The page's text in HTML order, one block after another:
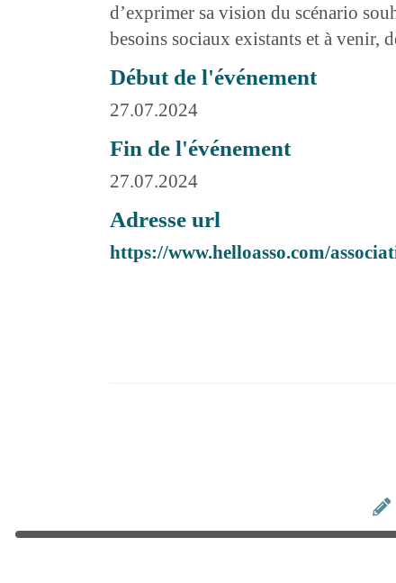
d’exprimer sa vision du scénario
besoins sociaux existants et à venir,
Début de l'événement
27.07.2024
Fin de l'événement
27.07.2024
Adresse url
https://www.helloasso.com/